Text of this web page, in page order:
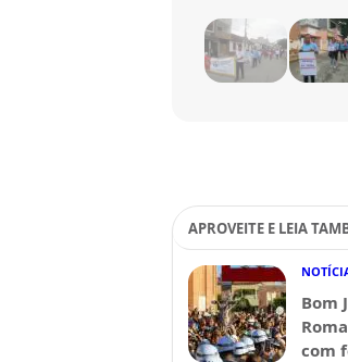
APROVEITE E LEIA
Bom
com